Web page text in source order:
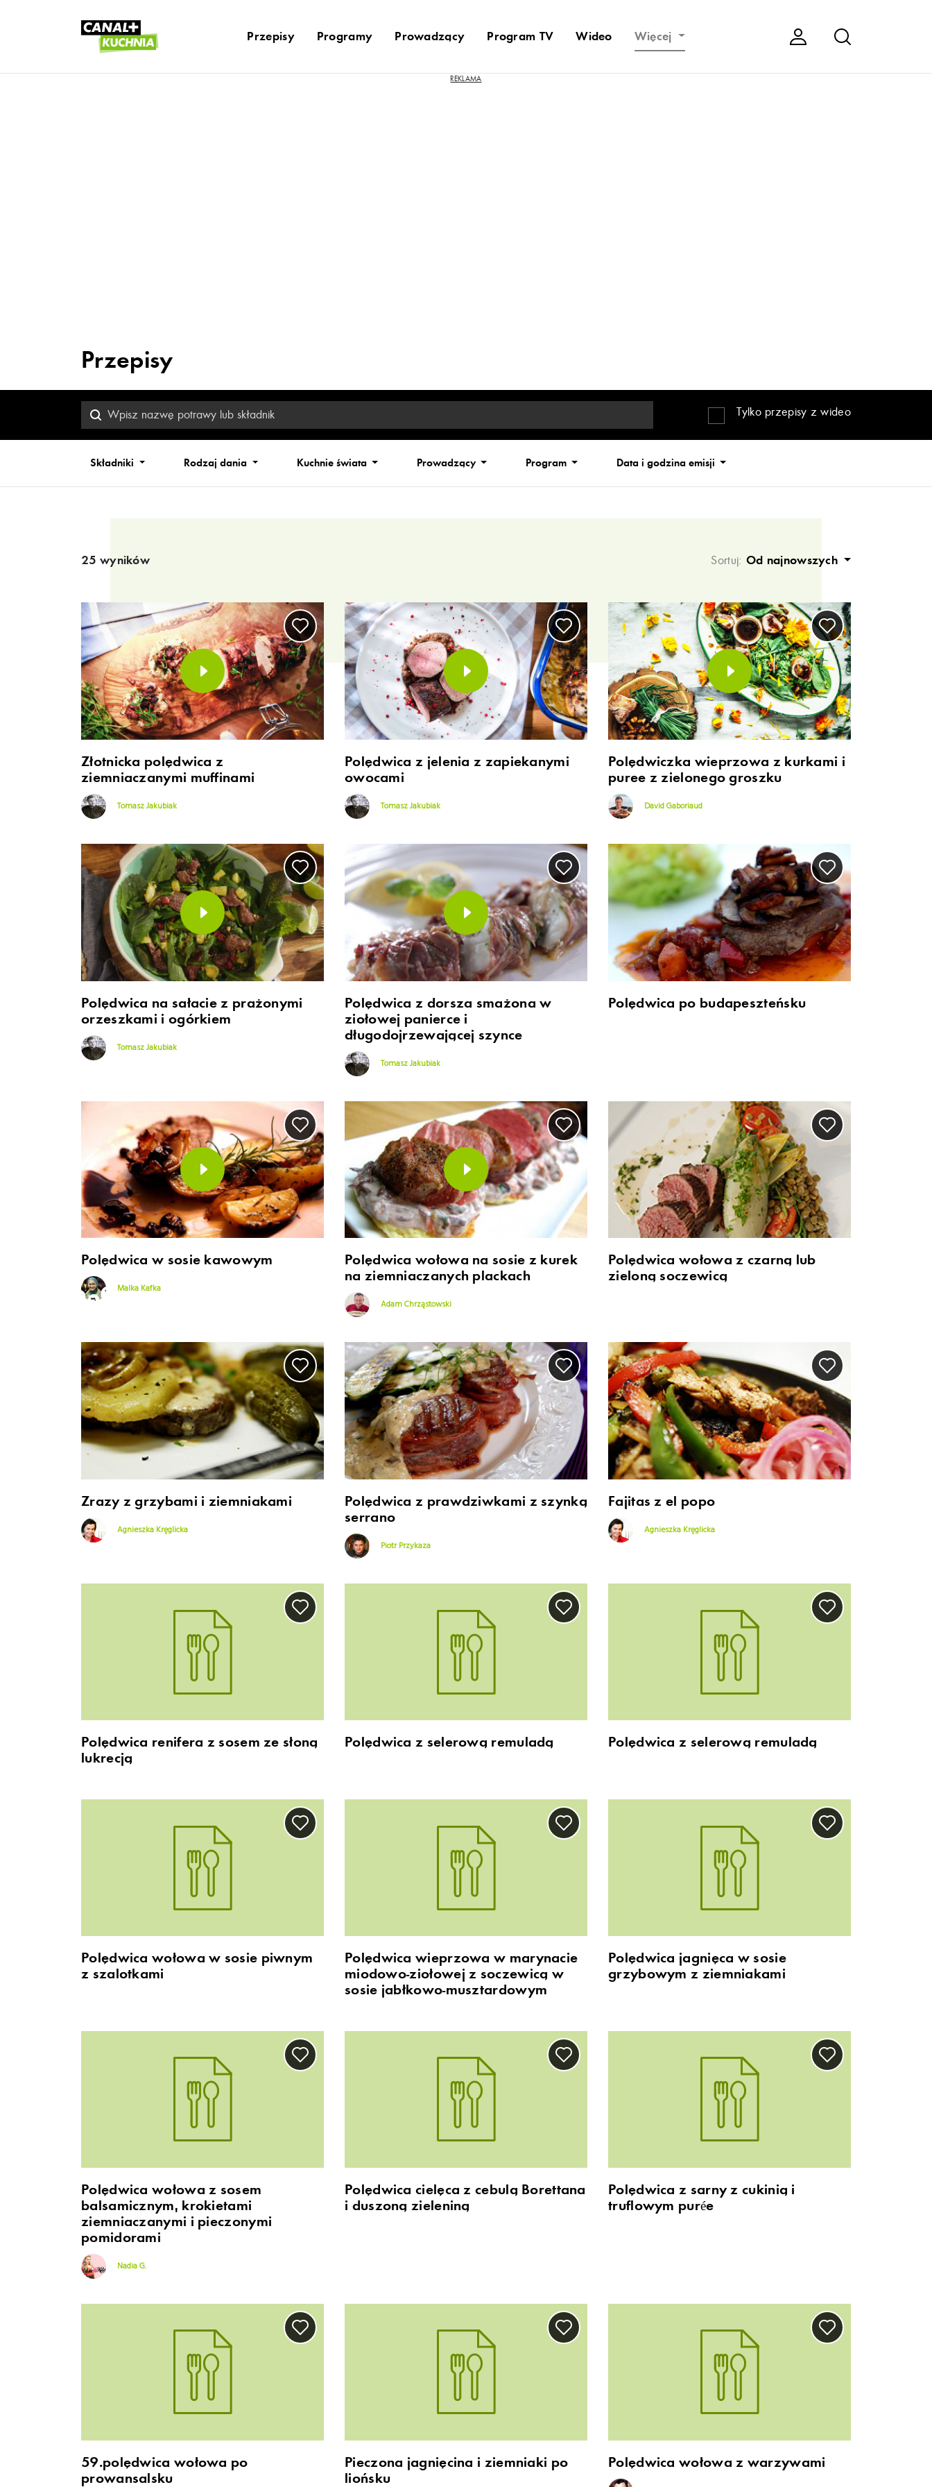
Przepisy Programy Prowadzący Program TV Wideo Więcej
Przepisy
Tylko przepisy z wideo
Składniki Rodzaj dania Kuchnie świata Prowadzący Program Data i godzina emisji
25 wyników Sortuj: Od najnowszych
Wyniki wyszukiwania
Złotnicka polędwica z
ziemniaczanymi muffinami
Tomasz Jakubiak
Polędwica z jelenia z zapiekanymi
owocami
Tomasz Jakubiak
Polędwiczka wieprzowa z kurkami i
puree z zielonego groszku
David Gaboriaud
Polędwica na sałacie z prażonymi
orzeszkami i ogórkiem
Tomasz Jakubiak
Polędwica z dorsza smażona w
ziołowej panierce i
długodojrzewającej szynce
Tomasz Jakubiak
Polędwica po budapeszteńsku
Polędwica w sosie kawowym
Malka Kafka
Polędwica wołowa na sosie z kurek
na ziemniaczanych plackach
Adam Chrząstowski
Polędwica wołowa z czarną lub
zieloną soczewicą
Zrazy z grzybami i ziemniakami
Agnieszka Kręglicka
Polędwica z prawdziwkami z szynką
serrano
Piotr Przykaza
Fajitas z el popo
Agnieszka Kręglicka
Polędwica renifera z sosem ze słoną
lukrecją
Polędwica z selerową remuladą Polędwica z selerową remuladą
Polędwica wołowa w sosie piwnym
z szalotkami
Polędwica wieprzowa w marynacie
miodowo-ziołowej z soczewicą w
sosie jabłkowo-musztardowym
Polędwica jagnięca w sosie
grzybowym z ziemniakami
Polędwica wołowa z sosem
balsamicznym, krokietami
ziemniaczanymi i pieczonymi
pomidorami
Nadia G.
Polędwica cielęca z cebulą Borettana
i duszoną zieleniną
Polędwica z sarny z cukinią i
truflowym purée
59.polędwica wołowa po
prowansalsku
Pieczona jagnięcina i ziemniaki po
liońsku
Polędwica wołowa z warzywami